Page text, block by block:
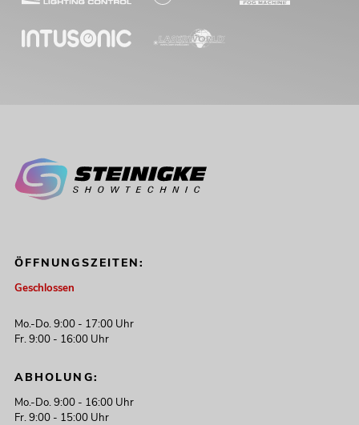
ÖFFNUNGSZEITEN:
Geschlossen
Mo.-Do. 9:00 - 17:00 Uhr
Fr. 9:00 - 16:00 Uhr
ABHOLUNG:
Mo.-Do. 9:00 - 16:00 Uhr
Fr. 9:00 - 15:00 Uhr